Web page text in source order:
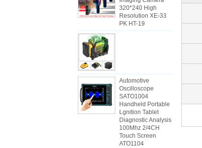
320*240 High
Resolution XE-33
PK HT-19
Automotive
Oscilloscope
SATO1004
Handheld Portable
Lgnition Tablet
Diagnostic Analysis
100Mhz 2/4CH
Touch Screen
ATO1104